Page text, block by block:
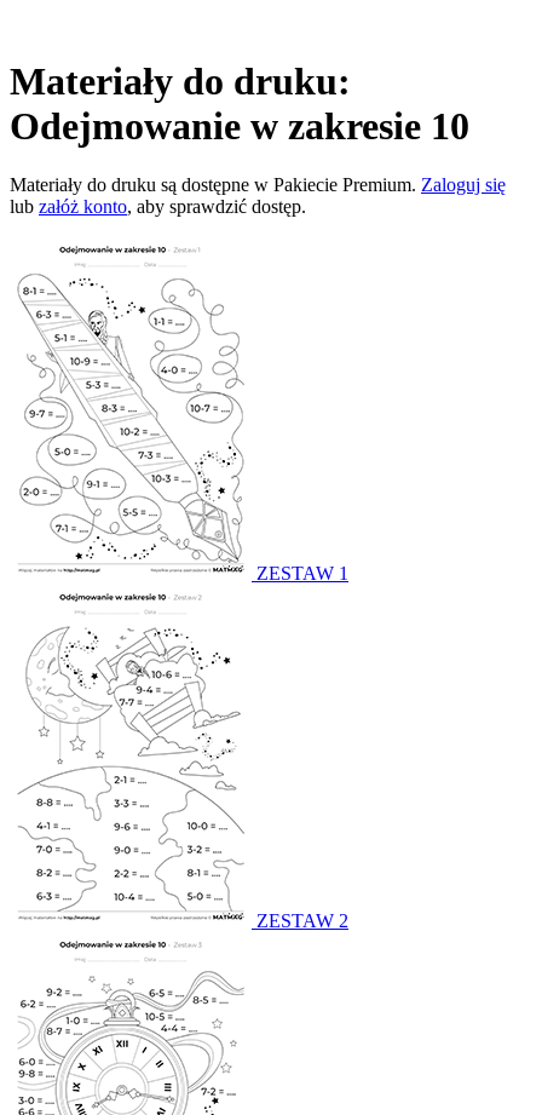
Materiały do druku:
Odejmowanie w zakresie 10
Materiały do druku są dostępne w Pakiecie Premium. Zaloguj się
lub załóż konto, aby sprawdzić dostęp.
ZESTAW 1
ZESTAW 2